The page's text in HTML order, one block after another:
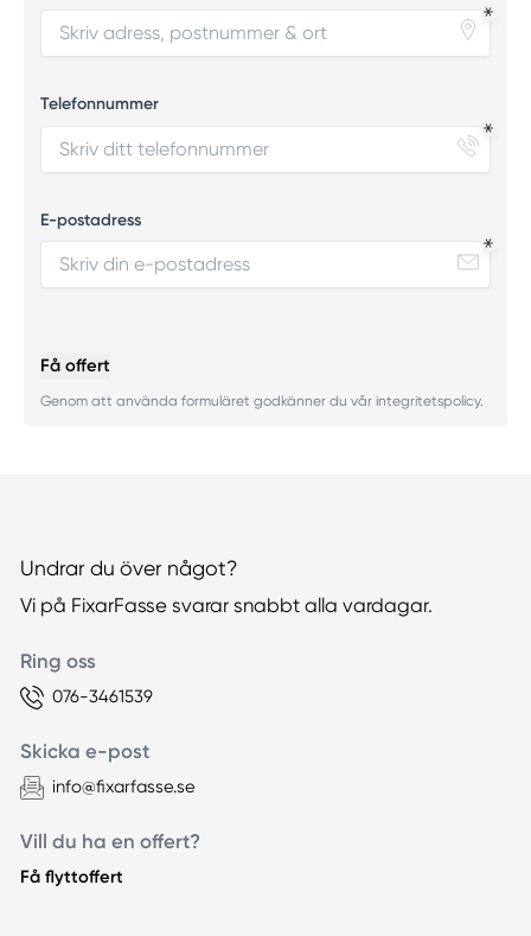
Telefonnummer
E-postadress
Få offert
Genom att använda formuläret godkänner du vår integritetspolicy.
Undrar du över något?
Vi på FixarFasse svarar snabbt alla vardagar.
Ring oss
076-3461539
Skicka e-post
info@fixarfasse.se
Vill du ha en offert?
Få flyttoffert